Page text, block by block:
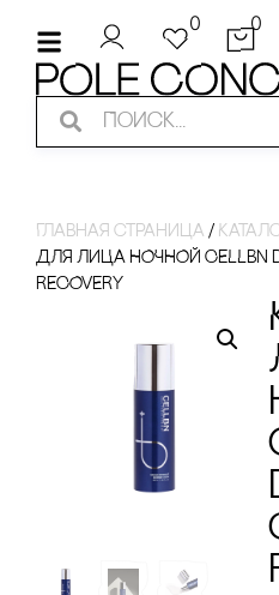
0 0
Главная страница /
ДЛЯ ЛИЦА НОЧНОЙ CELLBN
RECOVERY